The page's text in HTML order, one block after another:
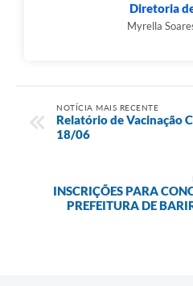
Diretoria
Myrella
NOTÍCIA MAIS RECENTE
Relatório de Vacinação
18/06
INSCRIÇÕES PARA
PREFEITURA DE